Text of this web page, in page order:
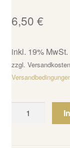
SHOP
6,50 €
inkl. 19% MwSt.
zzgl. Versandkosten